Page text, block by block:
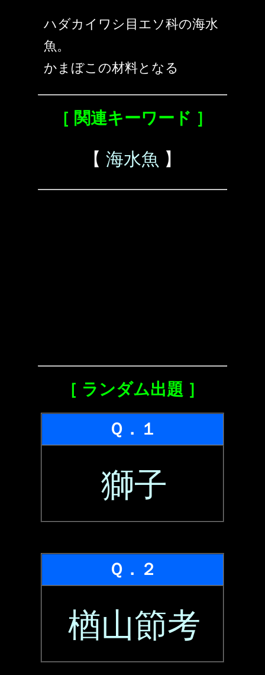
ハダカイワシ目エソ科の海水
魚。
かまぼこの材料となる
［ 関連キーワード ］
【 海水魚 】
［ ランダム出題 ］
Ｑ．１
獅子
Ｑ．２
楢山節考